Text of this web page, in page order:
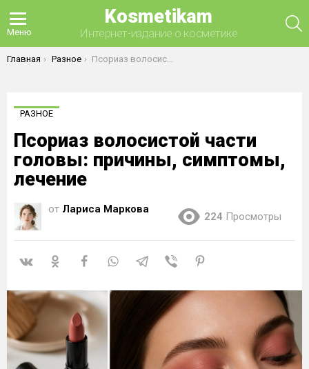
Меню
Kosmetikam
Интернет-издание о косметике
Вы здесь:
Главная Разное Псориаз волосистой части головы: причины, симптомы, лечение
РАЗНОЕ
Псориаз волосистой части
головы: причины, симптомы,
лечение
от Лариса Маркова
224 Просмотры